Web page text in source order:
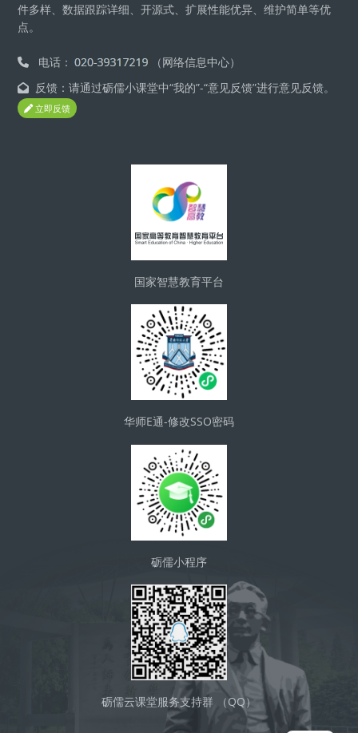
件多样、数据跟踪详细、开源式、扩展性能优异、维护简单等优
点。
电话：
（网络信息中心）
反馈：请通过砺儒小课堂中“我的”-“意见反馈”进行意见反馈。
立即反馈
国家智慧教育平台
华师E通-修改SSO密码
砺儒小程序
砺儒云课堂服务支持群 （QQ）